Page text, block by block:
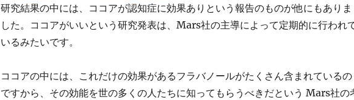
研究結果の中には、ココアが認知症に効果ありという報告のものが他にもありま
した。ココアがいいという研究発表は、Mars社の主導によって定期的に行われ
いるみたいです。
ココアの中には、これだけの効果があるフラバノールがたくさん含まれているの
ですから、その効能を世の多くの人たちに知ってもらうべきだという Mars社の